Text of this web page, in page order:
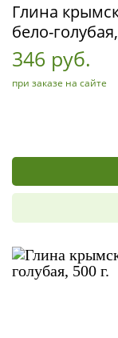
Глина
бело-
346 руб.
при заказе на сайте